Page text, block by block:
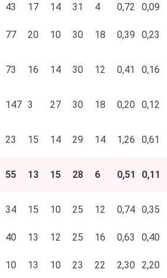
43 17 14 31 4 0,72 0,09
77 20 10 30 18 0,39 0,23
73 16 14 30 12 0,41 0,16
147 3 27 30 18 0,20 0,12
23 15 14 29 14 1,26 0,61
55 13 15 28 6 0,51 0,11
34 15 10 25 12 0,74 0,35
40 13 12 25 16 0,63 0,40
10 13 10 23 22 2,30 2,20